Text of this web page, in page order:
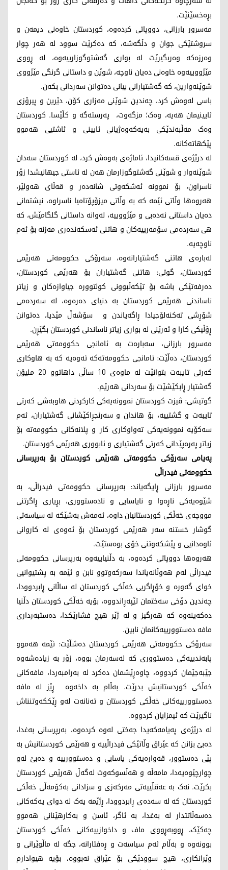
بڕەخسێنێت.
مەسرور بارزانی، دووپاتی کردەوە، کوردستان خاوەنی دیمەن و
سروشتێکی جوان و دڵگەشە، کە دەکرێت سوود لە هەر چوار
وەرزەکە وەربگیرێت لە بواری گەشتوگوزارییەوە، لە ڕووی
مێژووییەوە خاوەنی دەیان ناوچە، شوێن و داستانی گرنگی مێژووی
شوێنەوارین، کە گەشتیارانی بیانی دەتوانن سەردانی بکەن.
باسی لەوەش کرد، چەندین شوێنی مەزاری کۆن، دێرین و پیرۆزی
ئایینیمان هەیە، وەک؛ مزگەوت، پەرستەگە و کڵێسا. کوردستان
وەک مەڵبەندێکی بەیەکەوەژیانی ئایینی و ئاشتیی هەموو
پێکهاتەکانە.
لە درێژەی قسەکانیدا، ئاماژەی بەوەش کرد، لە کوردستان سەدان
شوێنەوار و شوێنی گەشتوگوزارمان هەن لە ئاستی جیهانیشدا زۆر
ناسراون، بۆ نموونە ئەشکەوتی شانەدەر و قەڵای هەولێر،
هەروەها وڵاتی ئێمە کە بە وڵاتی میزۆپۆتامیا ناسراوە، نیشتمانی
دەیان داستانی ئەدەبی و مێژووییە، لەوانە داستانی گلگامێش، کە
هی سەردەمی سۆمەرییەکان و هاتنی ئەسکەندەری مەزنە بۆ ئەم
ناوچەیە.
لەبارەی هاتنی گەشتیارانەوە، سەرۆکی حکوومەتی هەرێمی
کوردستان، گوتی: هاتنی گەشتیاران بۆ هەرێمی کوردستان،
دەرفەتێکی باشە بۆ تێکەڵبوونی کولتوورە جیاوازەکان و زیاتر
ناساندنی هەرێمی کوردستان بە دنیای دەرەوە، لە سەردەمی
شۆڕشی تەکنەلۆجیادا ڕاگەیاندن و سۆشەڵ مێدیا، دەتوانن
ڕۆڵیکی کارا و ئەرێنی لە بواری زیاتر ناساندنی کوردستان بگێڕن.
مەسرور بارزانی، سەبارەت بە ئامانجی حکوومەتی هەرێمی
کوردستان، دەڵێت: ئامانجی حکوومەتەکە ئەوەیە کە بە هاوکاری
کەرتی تایبەت بتوانێت لە ماوەی 10 ساڵی داهاتوو 20 ملیۆن
گەشتیار ڕابکێشێت بۆ سەردانی هەرێم.
گوتیشی: ڤیزت کوردستان نموونەیەکی کارکردنی هاوبەشی کەرتی
تایبەت و گشتییە، بۆ هاندان و سەرنجڕاکێشانی گەشتیاران، ئەم
سەکۆیە نموونەیەکی تەواوکاری کار و پلانەکانی حکوومەتە بۆ
زیاتر پەرەپێدانی کەرتی گەشتیاری و ئابووری هەرێمی کوردستان.
پەیامی سەرۆکی حکوومەتی هەرێمی کوردستان بۆ بەرپرسانی
حکوومەتی فیدراڵی
مەسرور بارزانی ڕایگەیاند: بەرپرسانی حکوومەتی فیدراڵی، بە
شێوەیەکی ناڕەوا و نایاسایی و نادەستووری، بڕیاری ڕاگرتنی
مووچەی خەڵکی کوردستانیان داوە، ئەمەش بەشێکە لە سیاسەتی
گوشار خستنە سەر هەرێمی کوردستان بۆ ئەوەی لە کاروانی
ئاوەدانیی و پێشکەوتنی خۆی بوەستێت.
هەروەها دووپاتی کردەوە، بە دڵنیاییەوە بەرپرسانی حکوومەتی
فیدراڵی لەم هەوڵانەیاندا سەرکەوتوو نابن و ئێمە بە پشتیوانیی
خوای گەورە و خۆڕاگریی خەڵکی کوردستان لە ساڵانی ڕابردوودا،
چەندین دۆخی سەختمان تێپەڕاندووە، بۆیە خەڵکی کوردستان دڵنیا
دەکەینەوە کە هەرگیز و لە ژێر هیچ فشارێکدا، دەستبەرداری
مافە دەستوورییەکانمان نابین.
سەرۆکی حکوومەتی هەرێمی کوردستان دەشڵێت: ئێمە هەموو
پابەندییەکی دەستووری کە لەسەرمان بووە، زۆر بە زیادەشەوە
جێبەجێمان کردووە، چاوەڕێشمان دەکرد لە بەرامبەردا، مافەکانی
خەڵکی کوردستانیش بدرێت. بەڵام بە داخەوە ڕێز لە مافە
دەستوورییەکانی خەڵکی کوردستان و تەنانەت لەو ڕێککەوتنناش
ناگیرێت کە ئیمزایان کردووە.
لە درێژەی پەیامەکەیدا جەختی لەوە کردەوە، بەرپرسانی بەغدا،
دەبێ بزانن کە عێراق وڵاتێکی فیدراڵییە و هەرێمی کوردستانیش بە
پێی دەستوور، قەوارەیەکی یاسایی و دەستوورییە و دەبێ لەو
چوارچێوەیەدا، مامەڵە و هەڵسوکەوت لەگەڵ هەرێمی کوردستان
بکرێت. نەک بە عەقڵییەتی مەرکەزی و سزادانی بەکۆمەڵی خەڵکی
کوردستان کە لە سەدەی ڕابردوودا، ڕژێمە یەک لە دوای یەکەکانی
دەسەڵاتتدار لە بەغدا، بە ئاگر، ئاسن و بەکارهێنانی هەموو
چەکێک، ڕووبەڕووی ماف و داخوازییەکانی خەڵکی کوردستان
بوونەوە و بەڵام ئەم سیاسەت و ڕەفتارانە، جگە لە ماڵوێرانی و
وێرانکاری، هیچ سوودێکی بۆ عێراق نەبووە، بۆیە هیوادارم